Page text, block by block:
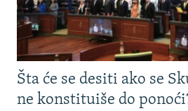
NASTANAK I RASPAD JUGOSLAVIJE
Šta će se desiti ako se
ne konstituiše do